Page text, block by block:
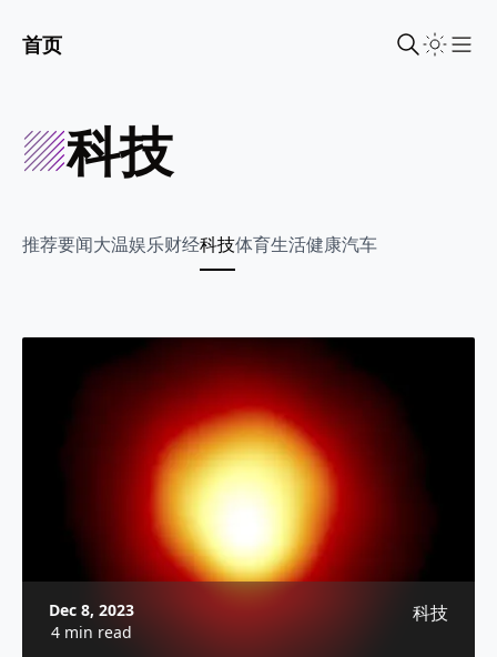
首页
科技
推荐 要闻 大温 娱乐 财经 科技 体育 生活 健康 汽车
Dec 8, 2023
4 min read
科技